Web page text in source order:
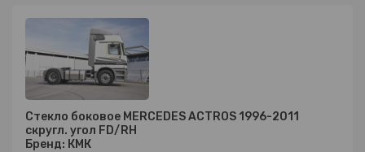
Стекло боковое MERCEDES ACTROS 1996-2011
скругл. угол FD/RH
Бренд: КМК